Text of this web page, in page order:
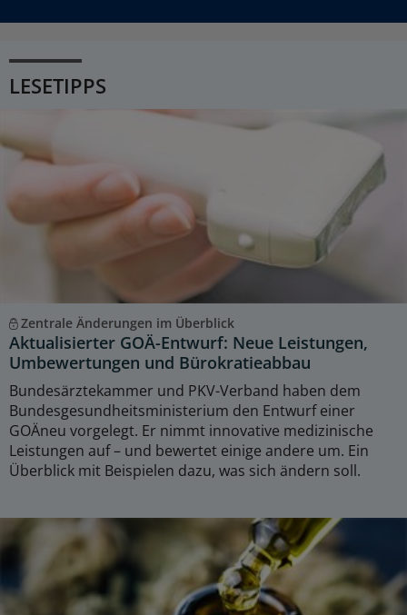
LESETIPPS
Zentrale Änderungen im Überblick
Aktualisierter GOÄ-Entwurf: Neue Leistungen,
Umbewertungen und Bürokratieabbau
Bundesärztekammer und PKV-Verband haben dem
Bundesgesundheitsministerium den Entwurf einer
GOÄneu vorgelegt. Er nimmt innovative medizinische
Leistungen auf – und bewertet einige andere um. Ein
Überblick mit Beispielen dazu, was sich ändern soll.